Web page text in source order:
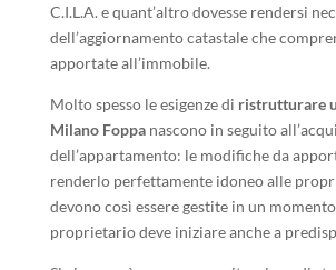
C.I.L.A. e quant’altro dovesse rendersi
dell’aggiornamento catastale che
apportate all’immobile.
Molto spesso le esigenze di ristrutturare
Milano Foppanascono in seguito
dell’appartamento: le modifiche da
renderlo perfettamente idoneo alle
devono così essere gestite in un
proprietario deve iniziare anche a